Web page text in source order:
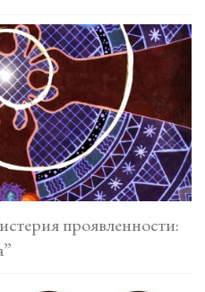
проявленности: